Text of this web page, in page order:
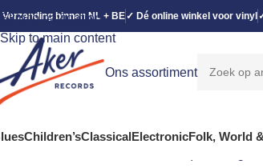
Skip to navigation
Skip to main content
binnen NL + BE✓ Dé online winkel voor vinyl
Ons assortiment
Children’sClassicalElectronicFolk, World